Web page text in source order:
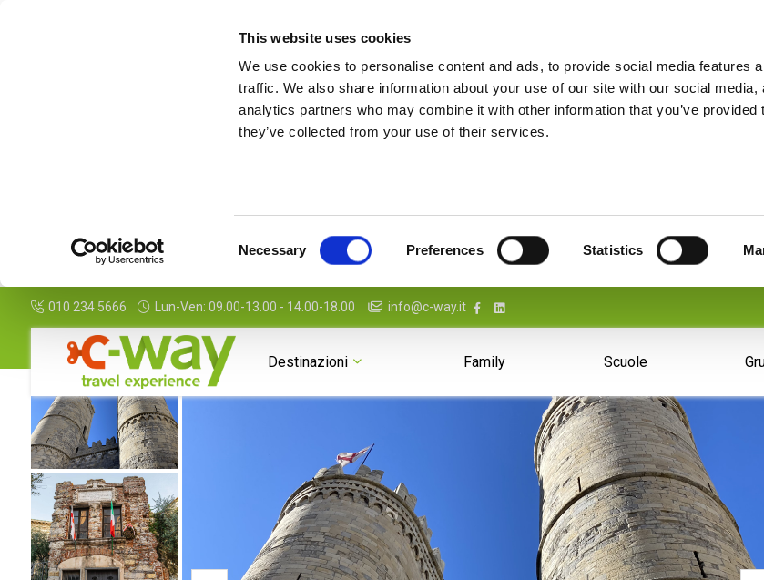
This website uses cookies
We use cookies to personalise content and ads, to provide social media features
traffic. We also share information about your use of our site with our social media,
analytics partners who may combine it with other information that you’ve provided
they’ve collected from your use of their services.
Necessary Preferences Statistics
010 234 5666 Lun-Ven: 09.00-13.00 - 14.00-18.00 info@c-way.it
Destinazioni Family Scuole